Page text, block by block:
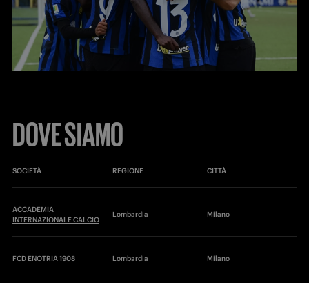
DOVE SIAMO
SOCIETÀ REGIONE CITTÀ
ACCADEMIA
INTERNAZIONALE CALCIO
Lombardia Milano
FCD ENOTRIA 1908 Lombardia Milano